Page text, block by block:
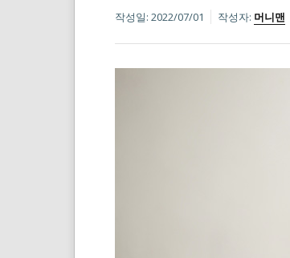
작성일: 2022/07/01 작성자: 머니맨